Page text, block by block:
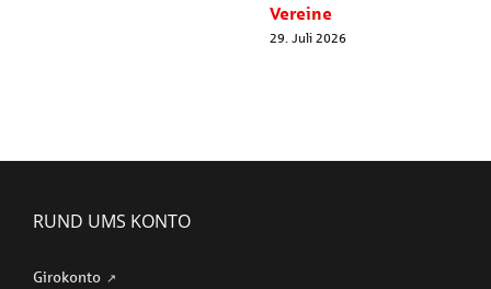
Vereine
29. Juli 2026
RUND UMS KONTO
Girokonto